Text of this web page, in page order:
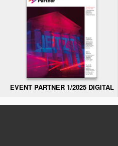
EVENT PARTNER 1/2025 DIGITAL